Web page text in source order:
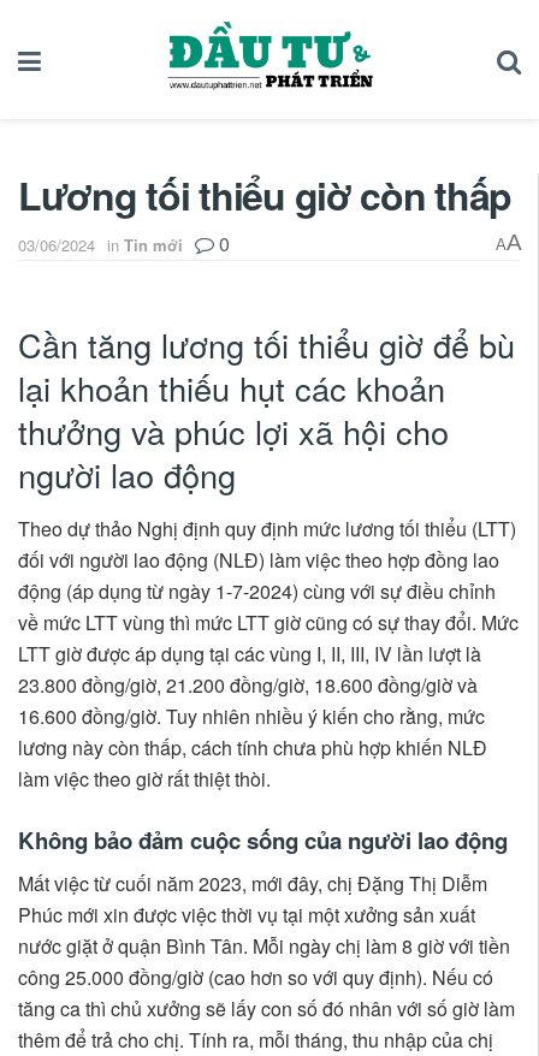
Lương tối thiểu giờ còn thấp
03/06/2024 in Tin mới 0 AA
Cần tăng lương tối thiểu giờ để bù
lại khoản thiếu hụt các khoản
thưởng và phúc lợi xã hội cho
người lao động
Theo dự thảo Nghị định quy định mức lương tối thiểu (LTT)
đối với người lao động (NLĐ) làm việc theo hợp đồng lao
động (áp dụng từ ngày 1-7-2024) cùng với sự điều chỉnh
về mức LTT vùng thì mức LTT giờ cũng có sự thay đổi. Mức
LTT giờ được áp dụng tại các vùng I, II, III, IV lần lượt là
23.800 đồng/giờ, 21.200 đồng/giờ, 18.600 đồng/giờ và
16.600 đồng/giờ. Tuy nhiên nhiều ý kiến cho rằng, mức
lương này còn thấp, cách tính chưa phù hợp khiến NLĐ
làm việc theo giờ rất thiệt thòi.
Không bảo đảm cuộc sống của người lao động
Mất việc từ cuối năm 2023, mới đây, chị Đặng Thị Diễm
Phúc mới xin được việc thời vụ tại một xưởng sản xuất
nước giặt ở quận Bình Tân. Mỗi ngày chị làm 8 giờ với tiền
công 25.000 đồng/giờ (cao hơn so với quy định). Nếu có
tăng ca thì chủ xưởng sẽ lấy con số đó nhân với số giờ làm
thêm để trả cho chị. Tính ra, mỗi tháng, thu nhập của chị